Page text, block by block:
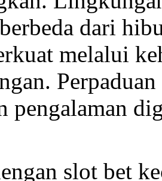
dari
melalui
pengalaman
slot bet